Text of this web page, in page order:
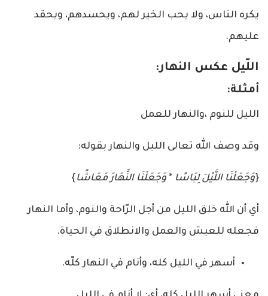
يكره الناس، ولا يحب الخير لهم، ويحسدهم، ويحقد
عليهم.
اللّيل عكس النهار:
أمثلة:
الليل للنوم ،والنهار للعمل
وقد وصف الله تعالى الليل والنهار بقوله:
{وَجَعَلْنَا اللَّيْلَ لِبَاسًا * وَجَعَلْنَا النَّهَارَ مَعَاشًا }
أي أن الله خلق الليل من أجل الرّاحة والنوم، وأما النهار
فجعله للعيش والعمل والانطلاق في الحياة.
أسهر في الليل كله، وأنام في النهار كلّه.